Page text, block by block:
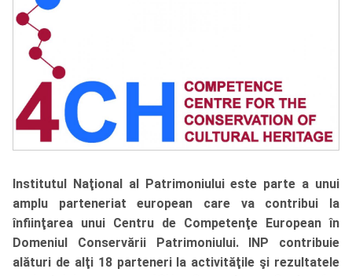
Institutul Naţional al Patrimoniului este parte a unui
amplu parteneriat european care va contribui la
înfiinţarea unui Centru de Competenţe European în
Domeniul Conservării Patrimoniului. INP contribuie
alături de alţi 18 parteneri la activităţile şi rezultatele